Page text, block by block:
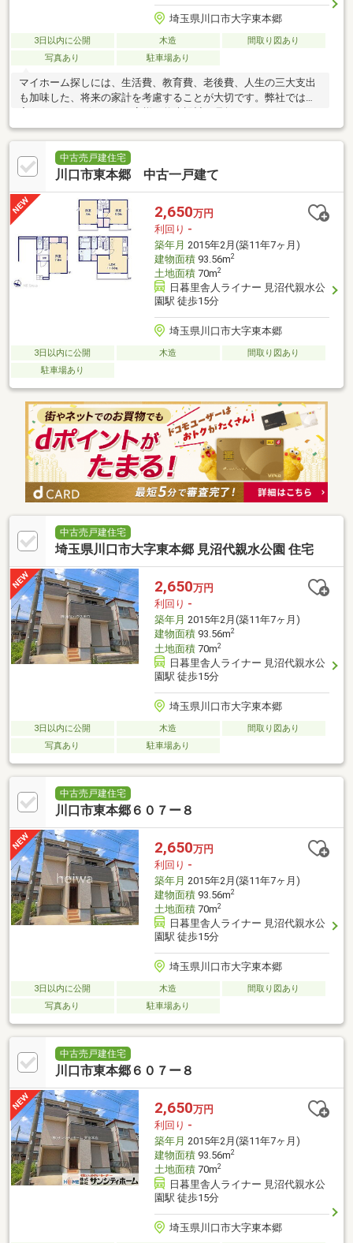
埼玉県川口市大字東本郷
3日以内に公開 木造
間取り図あり
写真あり
駐車場あり
マイホーム探しには、生活費、教育費、老後費、人生の三大支出
も加味した、将来の家計を考慮することが大切です。弊社では住
ングを実施します。
中古売戸建住宅
川口市東本郷 中古一戸建て
2,650万円
利回り -
築年月 2015年2月(築11年7ヶ月)
建物面積93.56m2
土地面積70m2
日暮里舎人ライナー 見沼代親水公
園駅 徒歩15分
埼玉県川口市大字東本郷
3日以内に公開 木造
間取り図あり
駐車場あり
中古売戸建住宅
埼玉県川口市大字東本郷 見沼代親水公園 住宅
2,650万円
利回り -
築年月 2015年2月(築11年7ヶ月)
建物面積93.56m2
土地面積70m2
日暮里舎人ライナー 見沼代親水公
園駅 徒歩15分
埼玉県川口市大字東本郷
3日以内に公開 木造
間取り図あり
写真あり
駐車場あり
中古売戸建住宅
川口市東本郷６０７ー８
2,650万円
利回り -
築年月 2015年2月(築11年7ヶ月)
建物面積93.56m2
土地面積70m2
日暮里舎人ライナー 見沼代親水公
園駅 徒歩15分
埼玉県川口市大字東本郷
3日以内に公開 木造
間取り図あり
写真あり
駐車場あり
中古売戸建住宅
川口市東本郷６０７ー８
2,650万円
利回り -
築年月 2015年2月(築11年7ヶ月)
建物面積93.56m2
土地面積70m2
日暮里舎人ライナー 見沼代親水公
園駅 徒歩15分
埼玉県川口市大字東本郷